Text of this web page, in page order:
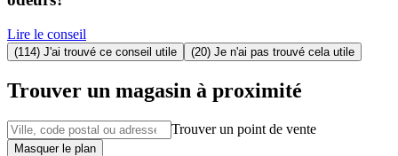
Lire le conseil
(114) J'ai trouvé ce conseil utile (20) Je n'ai pas trouvé cela utile
Trouver un magasin à proximité
Trouver un point de vente
Masquer le plan